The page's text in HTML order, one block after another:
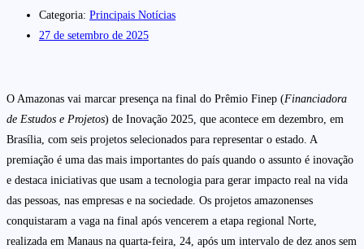
Categoria: Principais Notícias
27 de setembro de 2025
O Amazonas vai marcar presença na final do Prêmio Finep (Financiadora
de Estudos e Projetos) de Inovação 2025, que acontece em dezembro, em
Brasília, com seis projetos selecionados para representar o estado. A
premiação é uma das mais importantes do país quando o assunto é inovação
e destaca iniciativas que usam a tecnologia para gerar impacto real na vida
das pessoas, nas empresas e na sociedade. Os projetos amazonenses
conquistaram a vaga na final após vencerem a etapa regional Norte,
realizada em Manaus na quarta-feira, 24, após um intervalo de dez anos sem